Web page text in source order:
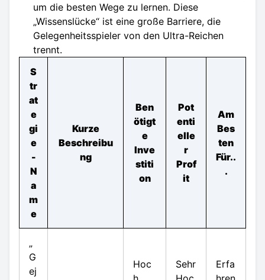
um die besten Wege zu lernen. Diese
„Wissenslücke“ ist eine große Barriere, die
Gelegenheitsspieler von den Ultra-Reichen
trennt.
S
tr
at
e
gi
e
-
N
a
m
e
Kurze
Beschreibu
ng
Ben
ötigt
e
Inve
stiti
on
Pot
enti
elle
r
Prof
it
Am
Bes
ten
Für..
.
„
G
ej
Hoc
Sehr
Erfa